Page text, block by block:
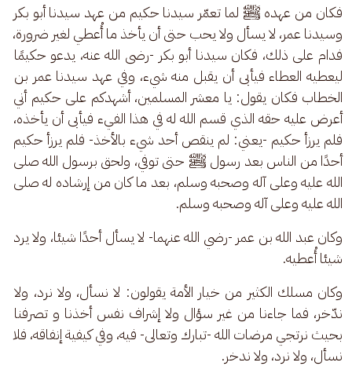
فكان من عهده ﷺ لما تعمّر سيدنا حكيم من عهد سيدنا أبو بكر
وسيدنا عمر، لا يسأل ولا يحب حتى أن يأخذ ما أُعطي لغير ضرورة،
فدام على ذلك، فكان سيدنا أبو بكر -رضى الله عنه، يدعو حكيمًا
ليعطيه العطاء فيأبى أن يقبل منه شيء، وفي عهد سيدنا عمر بن
الخطاب فكان يقول: يا معشر المسلمين، أشهدكم على حكيم أني
أعرض عليه حقه الذي قسم الله له في هذا الفيء فيأبى أن يأخذه،
فلم يرزأ حكيم -يعني: لم ينقص أحد شيء بالأخذ- فلم يرزأ حكيم
أحدًا من الناس بعد رسول ﷺ حتى توفي، ولحق برسول الله صلى
الله عليه وعلى آله وصحبه وسلم، بعد ما كان من إرشاده له صلى
الله عليه وعلى آله وصحبه وسلم.
وكان عبد الله بن عمر -رضي الله عنهما- لا يسأل أحدًا شيئا، ولا يرد
شيئا أُعطيه.
وكان مسلك الكثير من خيار الأمة يقولون: لا نسأل، ولا نرد، ولا
ندّخر، فما جاءنا من غير سؤال ولا إشراف نفس أخذنا و تصرفنا
بحيث نرتجي مرضات الله -تبارك وتعالى- فيه، وفي كيفية إنفاقه، فلا
نسأل، ولا نرد، ولا ندخر.